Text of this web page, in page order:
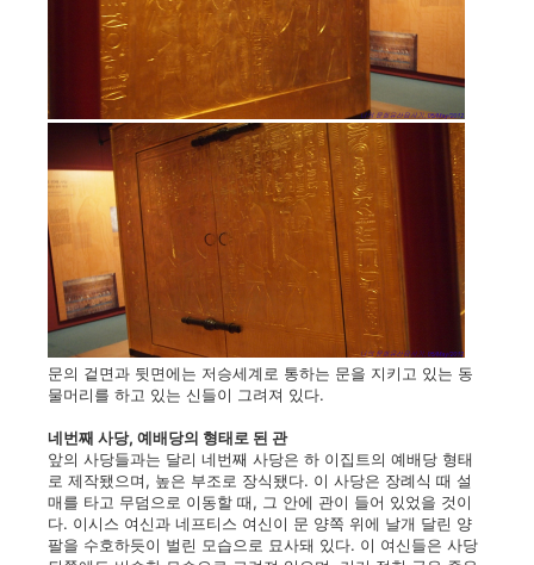
문의 겉면과 뒷면에는 저승세계로 통하는 문을 지키고 있는 동
물머리를 하고 있는 신들이 그려져 있다.
네번째 사당, 예배당의 형태로 된 관
앞의 사당들과는 달리 네번째 사당은 하 이집트의 예배당 형태
로 제작됐으며, 높은 부조로 장식됐다. 이 사당은 장례식 때 설
매를 타고 무덤으로 이동할 때, 그 안에 관이 들어 있었을 것이
다. 이시스 여신과 네프티스 여신이 문 양쪽 위에 날개 달린 양
팔을 수호하듯이 벌린 모습으로 묘사돼 있다. 이 여신들은 사당